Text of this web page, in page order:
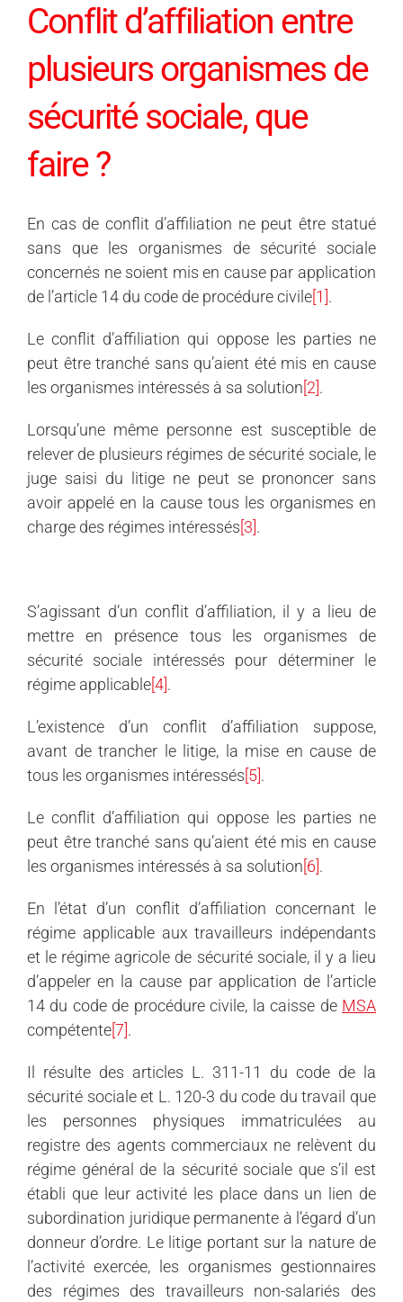
Conflit d’affiliation entre
plusieurs organismes de
sécurité sociale, que
faire ?
En cas de conflit d’affiliation ne peut être statué
sans que les organismes de sécurité sociale
concernés ne soient mis en cause par application
de l’article 14 du code de procédure civile [1] .
Le conflit d’affiliation qui oppose les parties ne
peut être tranché sans qu’aient été mis en cause
les organismes intéressés à sa solution [2] .
Lorsqu’une même personne est susceptible de
relever de plusieurs régimes de sécurité sociale, le
juge saisi du litige ne peut se prononcer sans
avoir appelé en la cause tous les organismes en
charge des régimes intéressés [3] .
S’agissant d’un conflit d’affiliation, il y a lieu de
mettre en présence tous les organismes de
sécurité sociale intéressés pour déterminer le
régime applicable[4] .
L’existence d’un conflit d’affiliation suppose,
avant de trancher le litige, la mise en cause de
tous les organismes intéressés [5] .
Le conflit d’affiliation qui oppose les parties ne
peut être tranché sans qu’aient été mis en cause
les organismes intéressés à sa solution [6] .
En l’état d’un conflit d’affiliation concernant le
régime applicable aux travailleurs indépendants
et le régime agricole de sécurité sociale, il y a lieu
d’appeler en la cause par application de l’article
14 du code de procédure civile, la caisse de MSA
compétente[7] .
Il résulte des articles L. 311-11 du code de la
sécurité sociale et L. 120-3 du code du travail que
les personnes physiques immatriculées au
registre des agents commerciaux ne relèvent du
régime général de la sécurité sociale que s’il est
établi que leur activité les place dans un lien de
subordination juridique permanente à l’égard d’un
donneur d’ordre. Le litige portant sur la nature de
l’activité exercée, les organismes gestionnaires
des régimes des travailleurs non-salariés des